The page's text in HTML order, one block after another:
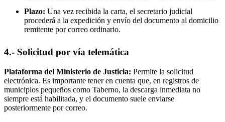
Plazo: Una vez recibida la carta, el secretario judicial
procederá a la expedición y envío del documento al domicilio
remitente por correo ordinario.
4.- Solicitud por vía telemática
Plataforma del Ministerio de Justicia: Permite la solicitud
electrónica. Es importante tener en cuenta que, en registros de
municipios pequeños como Taberno, la descarga inmediata no
siempre está habilitada, y el documento suele enviarse
posteriormente por correo.